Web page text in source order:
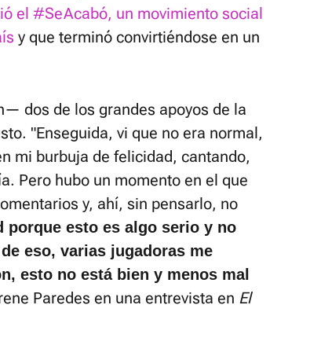
el #SeAcabó, un movimiento social
y que terminó convirtiéndose en un
dos de los grandes apoyos de la
"Enseguida, vi que no era normal,
mi burbuja de felicidad, cantando,
Pero hubo un momento en el que
y, ahí, sin pensarlo, no
porque esto es algo serio y no
eso, varias jugadoras me
esto no está bien y menos mal
Paredes en una entrevista en El